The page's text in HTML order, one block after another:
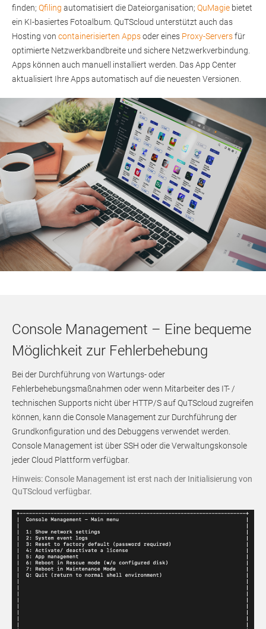
finden; Qfiling automatisiert die Dateiorganisation; QuMagie bietet
ein KI-basiertes Fotoalbum. QuTScloud unterstützt auch das
Hosting von containerisierten Appsoder eines Proxy-Serversfür
optimierte Netzwerkbandbreite und sichere Netzwerkverbindung.
Apps können auch manuell installiert werden. Das App Center
aktualisiert Ihre Apps automatisch auf die neuesten Versionen.
Console Management – Eine bequeme
Möglichkeit zur Fehlerbehebung
Bei der Durchführung von Wartungs- oder
Fehlerbehebungsmaßnahmen oder wenn Mitarbeiter des IT- /
technischen Supports nicht über HTTP/S auf QuTScloud zugreifen
können, kann die Console Management zur Durchführung der
Grundkonfiguration und des Debuggens verwendet werden.
Console Management ist über SSH oder die Verwaltungskonsole
jeder Cloud Plattform verfügbar.
Hinweis: Console Management ist erst nach der Initialisierung von
QuTScloud verfügbar.